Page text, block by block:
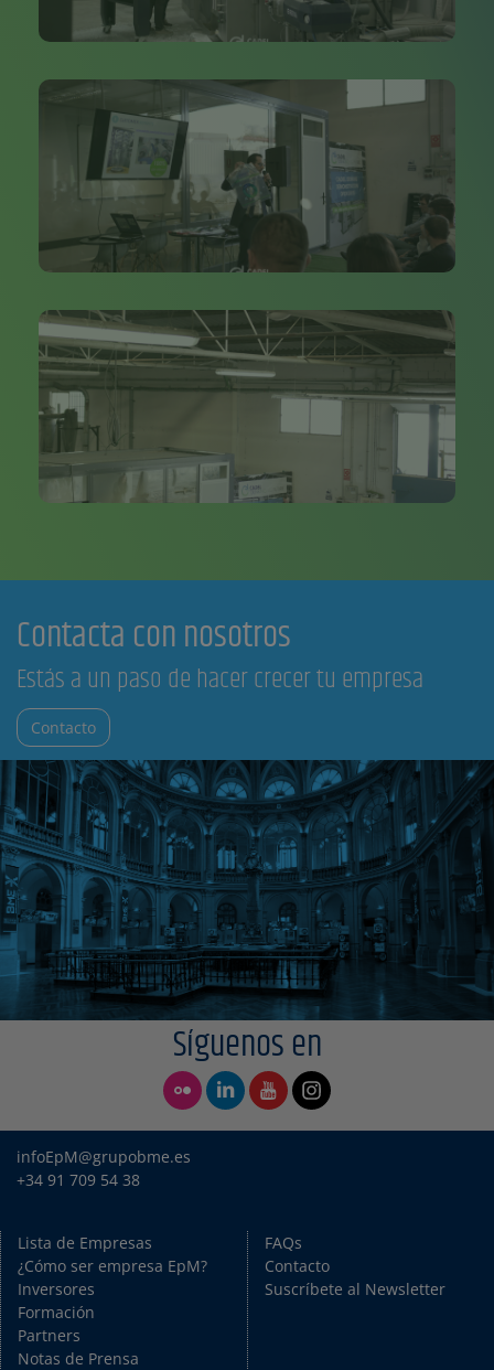
Contacta con nosotros
Estás a un paso de hacer crecer tu empresa
Contacto
Síguenos en
infoEpM@grupobme.es
+34 91 709 54 38
Lista de Empresas
¿Cómo ser empresa EpM?
Inversores
Formación
Partners
Notas de Prensa
FAQs
Contacto
Suscríbete al Newsletter